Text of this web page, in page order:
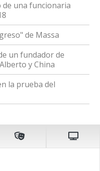
una funcionaria
de Massa
un fundador de
y China
la prueba del